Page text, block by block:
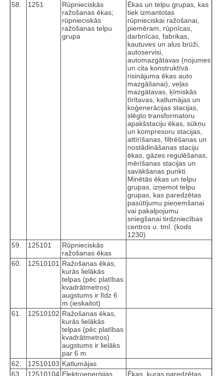
58.
1251
Rūpnieciskās
ražošanas ēkas;
rūpnieciskās
ražošanas telpu
grupa
Ēkas un telpu grupas, kas
tiek izmantotas
rūpnieciskai ražošanai,
piemēram, rūpnīcas,
darbnīcas, fabrikas,
kautuves un alus brūži,
autoservisi,
automazgātavas (nojumes
un cita konstruktīvā
risinājuma ēkas auto
mazgāšanai), veļas
mazgātavas, ķīmiskās
tīrītavas, katlumājas un
koģenerācijas stacijas,
slēgto transformatoru
apakšstaciju ēkas, sūkņu
un kompresoru stacijas,
attīrīšanas, filtrēšanas un
nostādināšanas staciju
ēkas, gāzes regulēšanas,
mērīšanas stacijas un
savākšanas punkti.
Minētās ēkas un telpu
grupas, izņemot telpu
grupas, kas paredzētas
pasūtījumu pieņemšanai
vai pakalpojumu
sniegšanai tirdzniecības
centros u. tml. (kods
1230)
59.
125101
Rūpnieciskās
ražošanas ēkas
60.
12510101 Ražošanas ēkas,
kurās lielākās
telpas (pēc platības
kvadrātmetros)
augstums ir līdz 6
m (ieskaitot)
61.
12510102 Ražošanas ēkas,
kurās lielākās
telpas (pēc platības
kvadrātmetros)
augstums ir lielāks
par 6 m
62.
12510103 Katlumājas
63.
12510104 Elektroenerģijas Ēkas, kuras paredzētas